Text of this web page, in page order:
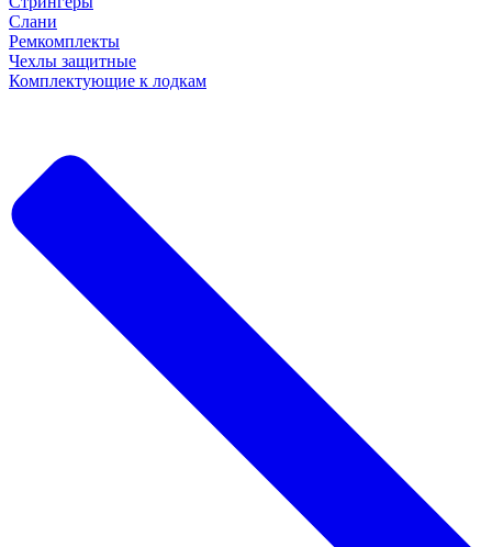
Слани
Ремкомплекты
Чехлы защитные
Комплектующие к лодкам